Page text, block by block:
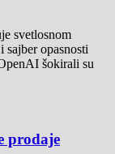
svetlosnom
sajber opasnosti
šokirali su
prodaje